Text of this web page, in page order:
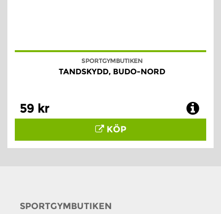
SPORTGYMBUTIKEN
TANDSKYDD, BUDO-NORD
59 kr
KÖP
SPORTGYMBUTIKEN